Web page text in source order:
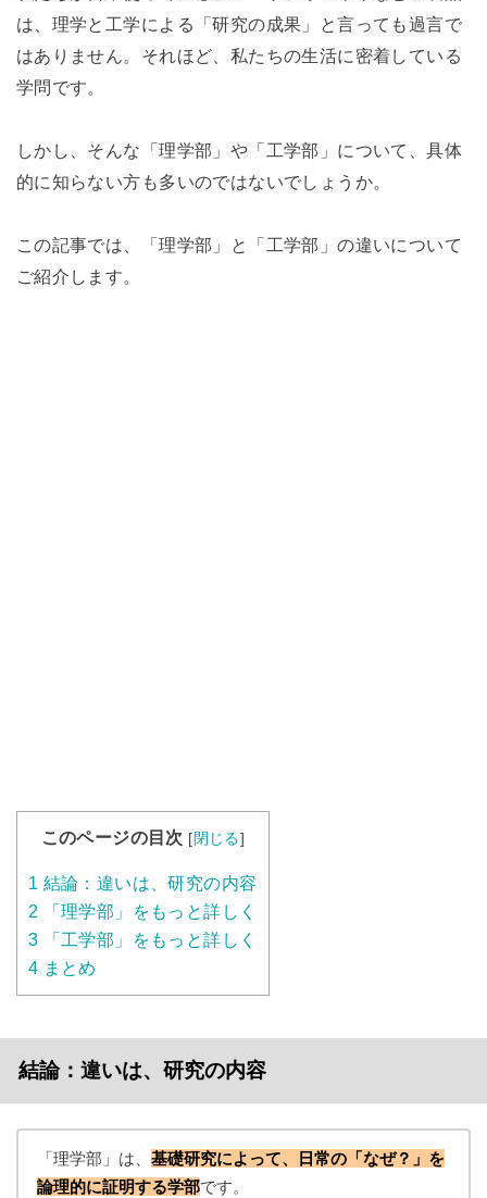
は、理学と工学による「研究の成果」と言っても過言で
はありません。それほど、私たちの生活に密着している
学問です。
しかし、そんな「理学部」や「工学部」について、具体
的に知らない方も多いのではないでしょうか。
この記事では、「理学部」と「工学部」の違いについて
ご紹介します。
このページの目次 [閉じる]
1 結論：違いは、研究の内容
2 「理学部」をもっと詳しく
3 「工学部」をもっと詳しく
4 まとめ
結論：違いは、研究の内容
「理学部」は、 基礎研究によって、日常の「なぜ？」を
論理的に証明する学部です。